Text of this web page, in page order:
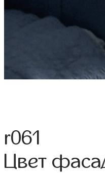
r061
Цвет